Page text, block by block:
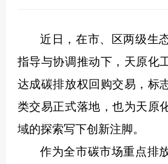
近日，在市、区两级生
指导与协调推动下，天原化
达成碳排放权回购交易，标
类交易正式落地，也为天原
域的探索写下创新注脚。
作为全市碳市场重点排